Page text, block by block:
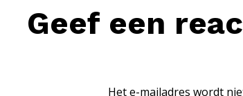
Geef een
Het e-mailadres wordt